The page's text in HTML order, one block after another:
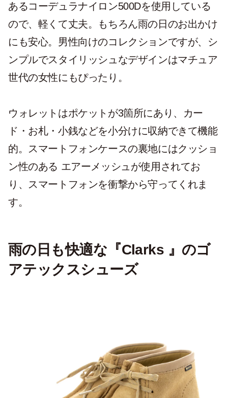
あるコーデュラナイロン500Dを使用している
ので、軽くて丈夫。もちろん雨の日のお出かけ
にも安心。男性向けのコレクションですが、シ
ンプルでスタイリッシュなデザインはマチュア
世代の女性にもぴったり。
ウォレットはポケットが3箇所にあり、カー
ド・お札・小銭などを小分けに収納できて機能
的。スマートフォンケースの裏地にはクッショ
ン性のある エアーメッシュが使用されてお
り、スマートフォンを衝撃から守ってくれま
す。
雨の日も快適な『Clarks 』のゴ
アテックスシューズ